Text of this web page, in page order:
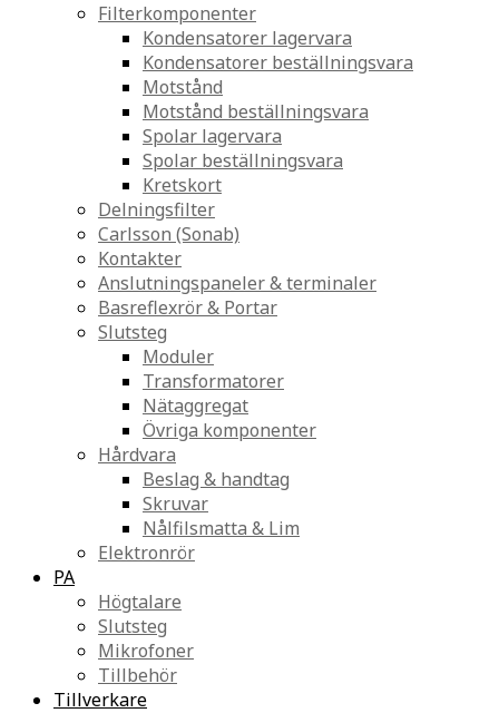
Filterkomponenter
Kondensatorer lagervara
Kondensatorer beställningsvara
Motstånd
Motstånd beställningsvara
Spolar lagervara
Spolar beställningsvara
Kretskort
Delningsfilter
Carlsson (Sonab)
Kontakter
Anslutningspaneler & terminaler
Basreflexrör & Portar
Slutsteg
Moduler
Transformatorer
Nätaggregat
Övriga komponenter
Hårdvara
Beslag & handtag
Skruvar
Nålfilsmatta & Lim
Elektronrör
PA
Högtalare
Slutsteg
Mikrofoner
Tillbehör
Tillverkare